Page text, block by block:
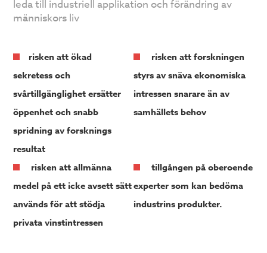
leda till industriell applikation och förändring av
människors liv
risken att ökad
sekretess och
svårtillgänglighet ersätter
öppenhet och snabb
spridning av forsknings
resultat
risken att forskningen
styrs av snäva ekonomiska
intressen snarare än av
samhällets behov
risken att allmänna
medel på ett icke avsett sätt
används för att stödja
privata vinstintressen
tillgången på oberoende
experter som kan bedöma
industrins produkter.